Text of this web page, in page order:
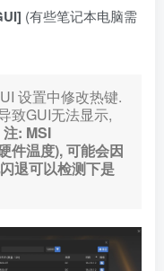
(有些笔记本电脑需
设置中修改热键.
致GUI无法显示,
注: MSI
件温度), 可能会因
退可以检测下是